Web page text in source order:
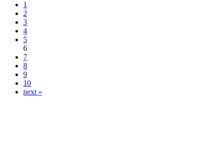
1
2
3
4
5
6
7
8
9
10
next »